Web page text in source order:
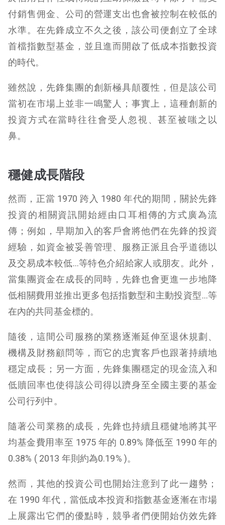
付銷售佣金、公司的營運支出也會被控制在較低的
水準。在先鋒成立不久之後，該公司便創立了全球
首檔指數型基金，並且進而開啟了低成本指數投資
的時代。
雖然說，先鋒集團的創新極具顛覆性，但是該公司
當初在市場上並非一鳴驚人；事實上，這種創新的
投資方式在當時往往會受人忽視、甚至被嗤之以
鼻。
穩健成長階段
然而，正當 1970 跨入 1980 年代的期間，關於先鋒
投資的相關資訊開始經由口耳相傳的方式廣為流
傳；例如，早期加入的客戶會將他們在先鋒的投資
經驗，如資金被妥善管理、服務正派且合乎道德以
及交易成本較低…等特色介紹給家人或朋友。此外，
當集團資金在成長的同時，先鋒也會更進一步地降
低相關費用並推出更多包括指數型和主動投資型…等
在內的共同基金標的。
隨後，這間公司服務的業務逐漸延伸至退休規劃、
機構及財務顧問等，而它的忠實客戶也跟著持續地
穩定成長；另一方面，先鋒集團穩定的現金流入和
低贖回率也使得該公司得以躋身至全國主要的基金
公司行列中。
隨著公司業務的成長，先鋒也持續且穩健地將其平
均基金費用率至 1975 年的 0.89% 降低至 1990 年的
0.38% ( 2013 年則約為0.19% )。
然而，其他的投資公司也開始注意到了此一趨勢；
在 1990 年代，當低成本投資和指數基金逐漸在市場
上展露出它們的優點時，競爭者們便開始仿效先鋒